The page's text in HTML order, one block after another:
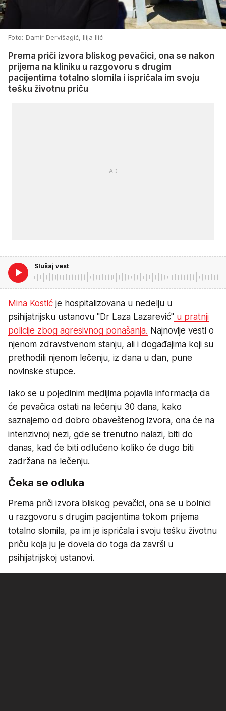
Foto: Damir Dervišagić, Ilija Ilić
Prema priči izvora bliskog pevačici, ona se nakon
prijema na kliniku u razgovoru s drugim
pacijentima totalno slomila i ispričala im svoju
tešku životnu priču
Slušaj vest
Mina Kostić je hospitalizovana u nedelju u
psihijatrijsku ustanovu "Dr Laza Lazarević" u pratnji
policije zbog agresivnog ponašanja. Najnovije vesti o
njenom zdravstvenom stanju, ali i događajima koji su
prethodili njenom lečenju, iz dana u dan, pune
novinske stupce.
Iako se u pojedinim medijima pojavila informacija da
će pevačica ostati na lečenju 30 dana, kako
saznajemo od dobro obaveštenog izvora, ona će na
intenzivnoj nezi, gde se trenutno nalazi, biti do
danas, kad će biti odlučeno koliko će dugo biti
zadržana na lečenju.
Čeka se odluka
Prema priči izvora bliskog pevačici, ona se u bolnici
u razgovoru s drugim pacijentima tokom prijema
totalno slomila, pa im je ispričala i svoju tešku životnu
priču koja ju je dovela do toga da završi u
psihijatrijskoj ustanovi.